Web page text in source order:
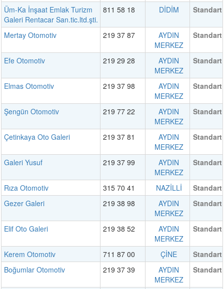
Üm-Ka İnşaat Emlak Turizm
Galeri Rentacar San.tic.ltd.şti.
811 58 18 DİDİM Standart
Mertay Otomotiv 219 37 87
AYDIN
MERKEZ
Standart
Efe Otomotiv 219 29 28
AYDIN
MERKEZ
Standart
Elmas Otomotiv 219 37 98
AYDIN
MERKEZ
Standart
Şengün Otomotiv 219 77 22
AYDIN
MERKEZ
Standart
Çetinkaya Oto Galeri 219 37 81
AYDIN
MERKEZ
Standart
Galeri Yusuf 219 37 99
AYDIN
MERKEZ
Standart
Rıza Otomotiv 315 70 41 NAZİLLİ
Standart
Gezer Galeri
219 38 98
AYDIN
MERKEZ
Standart
Elif Oto Galeri 219 38 52
AYDIN
MERKEZ
Standart
Kerem Otomotiv 711 87 00 ÇİNE
Standart
Boğumlar Otomotiv
219 37 39
AYDIN
MERKEZ
Standart